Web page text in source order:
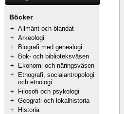
Böcker
+ Allmänt och blandat
+ Arkeologi
+
Biografi med genealogi
+
Bok- och biblioteksväsen
+
Ekonomi och näringsväsen
+
Etnografi, socialantropologi
och etnologi
+
Filosofi och psykologi
+ Geografi och lokalhistoria
+
Historia